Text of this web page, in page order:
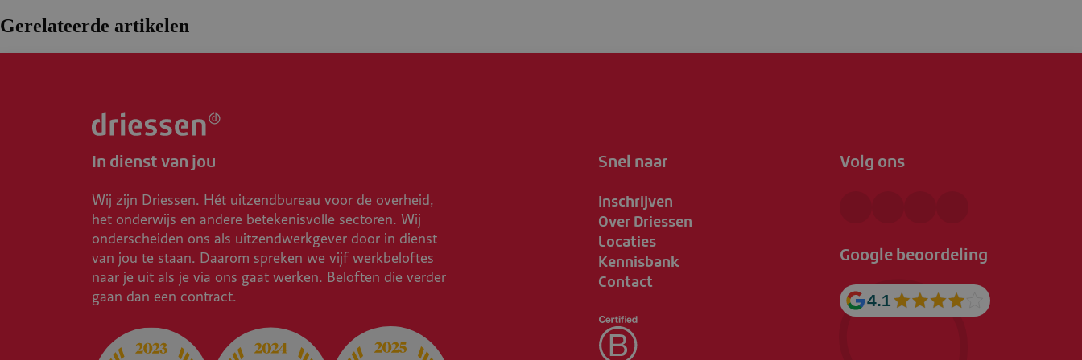
Gerelateerde artikelen
In dienst van jou
Wij zijn Driessen. Hét uitzendbureau voor de overheid,
het onderwijs en andere betekenisvolle sectoren. Wij
onderscheiden ons als uitzendwerkgever door in dienst
van jou te staan. Daarom spreken we vijf werkbeloftes
naar je uit als je via ons gaat werken. Beloften die verder
gaan dan een contract.
Snel naar
Inschrijven
Over Driessen
Locaties
Kennisbank
Contact
Volg ons
Google beoordeling
4.1